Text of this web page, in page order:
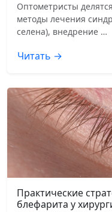
Оптометристы
методы лечения
селена), внедрение …
Читать →
Практические
блефарита у